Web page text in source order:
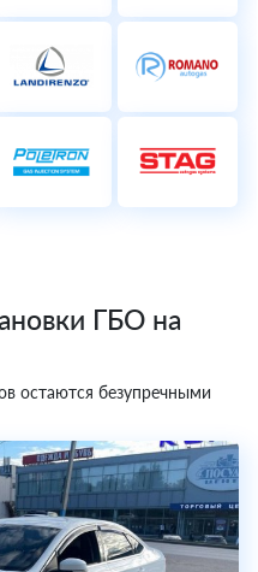
ГБО на
остаются безупречными